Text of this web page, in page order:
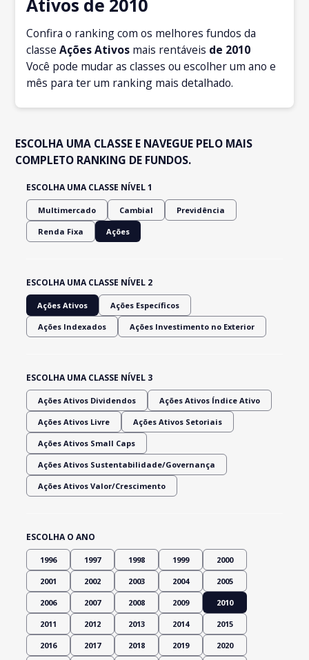
Confira o ranking com os melhores fundos da
classeAções Ativos mais rentáveis de 2010
Você pode mudar as classes ou escolher um ano e
mês para ter um ranking mais detalhado.
ESCOLHA UMA CLASSE E NAVEGUE PELO MAIS
COMPLETO RANKING DE FUNDOS.
ESCOLHA UMA CLASSE NÍVEL 1
Multimercado Cambial Previdência
Renda Fixa Ações
ESCOLHA UMA CLASSE NÍVEL 2
Ações Ativos Ações Específicos
Ações Indexados Ações Investimento no Exterior
ESCOLHA UMA CLASSE NÍVEL 3
Ações Ativos Dividendos Ações Ativos Índice Ativo
Ações Ativos Livre Ações Ativos Setoriais
Ações Ativos Small Caps
Ações Ativos Sustentabilidade/Governança
Ações Ativos Valor/Crescimento
ESCOLHA O ANO
1996 1997 1998 1999 2000
2001 2002 2003 2004 2005
2006 2007 2008 2009 2010
2011 2012 2013 2014 2015
2016 2017 2018 2019 2020